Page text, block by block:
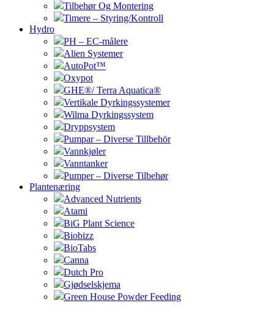
Tilbehør Og Montering
Timere – Styring/Kontroll
Hydro
PH – EC-målere
Alien Systemer
AutoPot™
Oxypot
GHE®/ Terra Aquatica®
Vertikale Dyrkingssystemer
Wilma Dyrkingssystem
Dryppsystem
Pumpar – Diverse Tillbehör
Vannkjøler
Vanntanker
Pumper – Diverse Tilbehør
Plantenæring
Advanced Nutrients
Atami
BiG Plant Science
Biobizz
BioTabs
Canna
Dutch Pro
Gjødselskjema
Green House Powder Feeding